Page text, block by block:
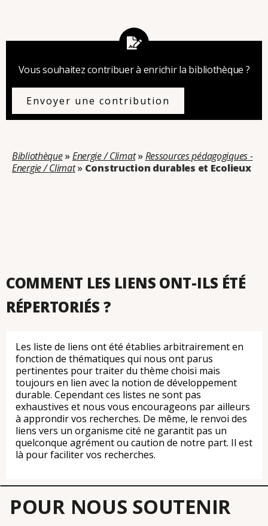
Vous souhaitez contribuer à enrichir la bibliothèque ?
Envoyer une contribution
Bibliothèque»Energie / Climat»Ressources pédagogiques -
Energie / Climat» Construction durables et Ecolieux
COMMENT LES LIENS ONT-ILS ÉTÉ
RÉPERTORIÉS ?
Les liste de liens ont été établies arbitrairement en
fonction de thématiques qui nous ont parus
pertinentes pour traiter du thème choisi mais
toujours en lien avec la notion de développement
durable. Cependant ces listes ne sont pas
exhaustives et nous vous encourageons par ailleurs
à approndir vos recherches. De même, le renvoi des
liens vers un organisme cité ne garantit pas un
quelconque agrément ou caution de notre part. Il est
là pour faciliter vos recherches.
POUR NOUS SOUTENIR